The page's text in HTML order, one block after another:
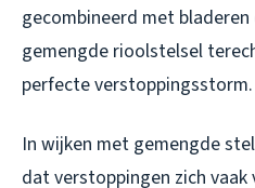
gecombineerd met
gemengde rioolstelsel
perfecte verstoppingsstorm.
In wijken met gemengde
dat verstoppingen zich